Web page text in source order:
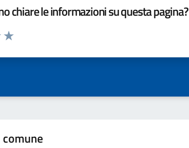
chiare le informazioni su questa pagina?
la pagina